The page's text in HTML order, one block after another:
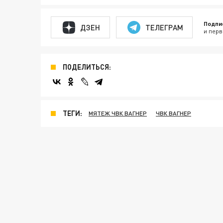
ДЗЕН ТЕЛЕГРАМ и
ПОДЕЛИТЬСЯ:
ТЕГИ: МЯТЕЖ ЧВК ВАГНЕР ЧВК ВАГНЕР